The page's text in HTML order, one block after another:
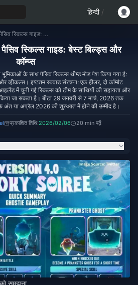
हिन्दी /
PUBG Mobile 4.3 पैसिव स्किल्स गाइड: बेस्ट बिल्ड्स और कॉम्प्स
स्किल्स गाइड: बेस्ट बिल्ड्स और
कॉम्प्स
के साथ पैसिव स्किल्स थीम्ड मोड पेश किया गया है:
व्हीकल्स। इष्टतम स्क्वाड संरचना: एक हीलर, दो कॉम्बैट
आइलैंड में चुनी गई स्किल्स को टीम के साथियों की सहायता और
जा सकता है। बीटा 29 जनवरी से 7 मार्च, 2026 तक
के अंत या अप्रैल 2026 की शुरुआत में होने की उम्मीद है।
प्रकाशित तिथि:2026/02/06 20 min पढ़ें
समझना